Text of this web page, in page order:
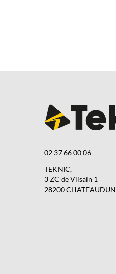
02 37 66 00 06
TEKNIC,
3 ZC de Vilsain 1
28200 CHATEAUDUN